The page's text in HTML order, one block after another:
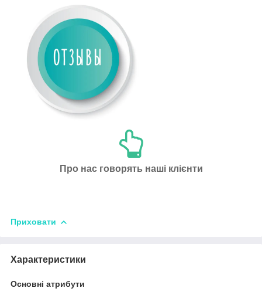
Про нас говорять наші клієнти
Приховати
Характеристики
Основні атрибути